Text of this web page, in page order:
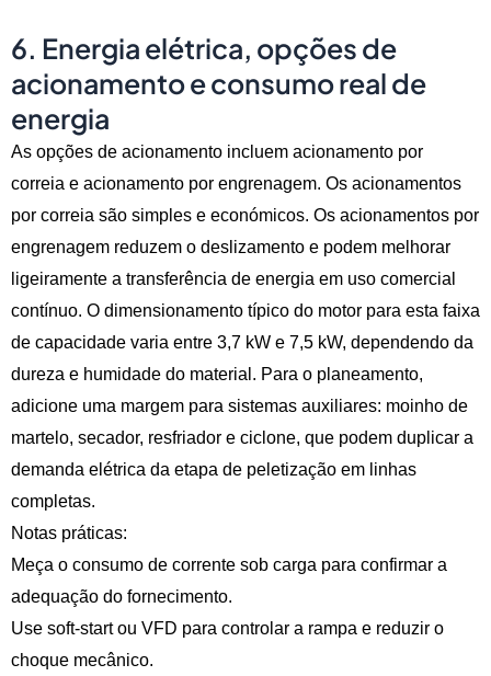
6. Energia elétrica, opções de
acionamento e consumo real de
energia
As opções de acionamento incluem acionamento por
correia e acionamento por engrenagem. Os acionamentos
por correia são simples e económicos. Os acionamentos por
engrenagem reduzem o deslizamento e podem melhorar
ligeiramente a transferência de energia em uso comercial
contínuo. O dimensionamento típico do motor para esta faixa
de capacidade varia entre 3,7 kW e 7,5 kW, dependendo da
dureza e humidade do material. Para o planeamento,
adicione uma margem para sistemas auxiliares: moinho de
martelo, secador, resfriador e ciclone, que podem duplicar a
demanda elétrica da etapa de peletização em linhas
completas.
Notas práticas:
Meça o consumo de corrente sob carga para confirmar a
adequação do fornecimento.
Use soft-start ou VFD para controlar a rampa e reduzir o
choque mecânico.